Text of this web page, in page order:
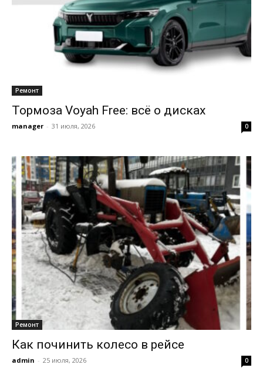
Ремонт
Тормоза Voyah Free: всё о дисках
manager - 31 июля, 2026 0
Ремонт
Как починить колесо в рейсе
admin - 25 июля, 2026 0